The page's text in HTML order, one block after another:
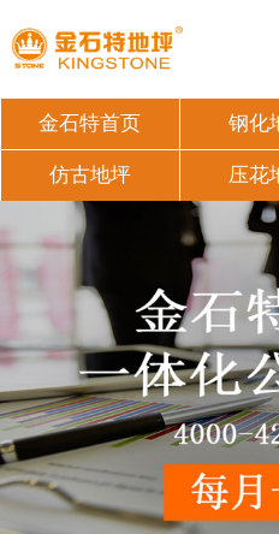
金石特首页 钢化
仿古地坪 压花